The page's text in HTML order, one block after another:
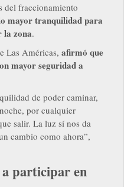
del fraccionamiento
mayor tranquilidad para
la zona.
Las Américas, afirmó que
mayor seguridad a
de poder caminar,
por cualquier
salir. La luz sí nos da
cambio como ahora”,
participar en